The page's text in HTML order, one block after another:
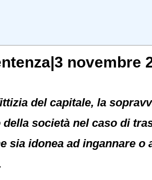
novembre
del capitale, la
società nel caso di
sia idonea ad ingannare